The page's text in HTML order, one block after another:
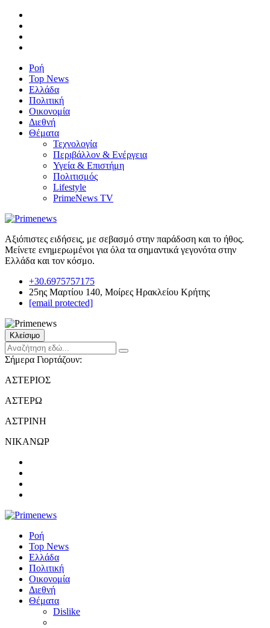
Ροή
Top News
Ελλάδα
Πολιτική
Οικονομία
Διεθνή
Θέματα
Τεχνολογία
Περιβάλλον & Ενέργεια
Υγεία & Επιστήμη
Πολιτισμός
Lifestyle
PrimeNews TV
Αξιόπιστες ειδήσεις, με σεβασμό στην παράδοση και το ήθος.
Μείνετε ενημερωμένοι για όλα τα σημαντικά γεγονότα στην
Ελλάδα και τον κόσμο.
+30.6975757175
25ης Μαρτίου 140, Μοίρες Ηρακλείου Κρήτης
[email protected]
Κλείσιμο
Σήμερα Γιορτάζουν:
ΑΣΤΕΡΙΟΣ
ΑΣΤΕΡΩ
ΑΣΤΡΙΝΗ
ΝΙΚΑΝΩΡ
Ροή
Top News
Ελλάδα
Πολιτική
Οικονομία
Διεθνή
Θέματα
Dislike